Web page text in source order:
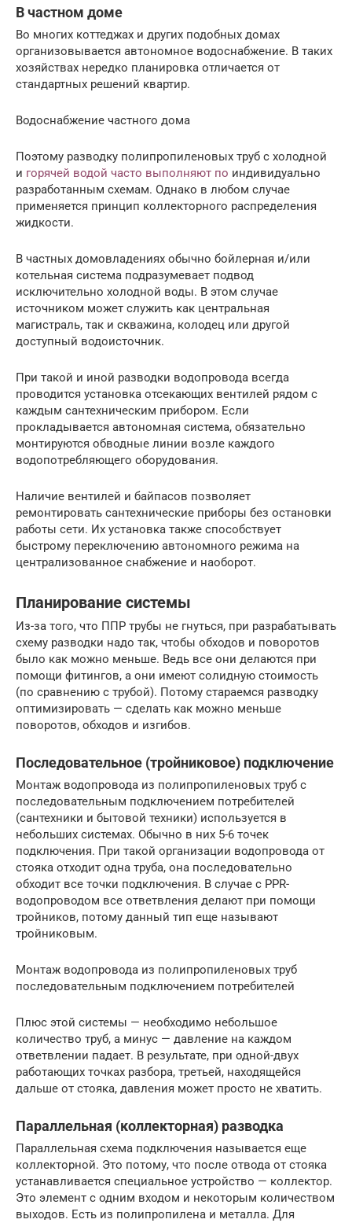
В частном доме
Во многих коттеджах и других подобных домах
организовывается автономное водоснабжение. В таких
хозяйствах нередко планировка отличается от
стандартных решений квартир.
Водоснабжение частного дома
Поэтому разводку полипропиленовых труб с холодной
и горячей водой часто выполняют по индивидуально
разработанным схемам. Однако в любом случае
применяется принцип коллекторного распределения
жидкости.
В частных домовладениях обычно бойлерная и/или
котельная система подразумевает подвод
исключительно холодной воды. В этом случае
источником может служить как центральная
магистраль, так и скважина, колодец или другой
доступный водоисточник.
При такой и иной разводки водопровода всегда
проводится установка отсекающих вентилей рядом с
каждым сантехническим прибором. Если
прокладывается автономная система, обязательно
монтируются обводные линии возле каждого
водопотребляющего оборудования.
Наличие вентилей и байпасов позволяет
ремонтировать сантехнические приборы без остановки
работы сети. Их установка также способствует
быстрому переключению автономного режима на
централизованное снабжение и наоборот.
Планирование системы
Из-за того, что ППР трубы не гнуться, при разрабатывать
схему разводки надо так, чтобы обходов и поворотов
было как можно меньше. Ведь все они делаются при
помощи фитингов, а они имеют солидную стоимость
(по сравнению с трубой). Потому стараемся разводку
оптимизировать — сделать как можно меньше
поворотов, обходов и изгибов.
Последовательное (тройниковое) подключение
Монтаж водопровода из полипропиленовых труб с
последовательным подключением потребителей
(сантехники и бытовой техники) используется в
небольших системах. Обычно в них 5-6 точек
подключения. При такой организации водопровода от
стояка отходит одна труба, она последовательно
обходит все точки подключения. В случае с PPR-
водопроводом все ответвления делают при помощи
тройников, потому данный тип еще называют
тройниковым.
Монтаж водопровода из полипропиленовых труб
последовательным подключением потребителей
Плюс этой системы — необходимо небольшое
количество труб, а минус — давление на каждом
ответвлении падает. В результате, при одной-двух
работающих точках разбора, третьей, находящейся
дальше от стояка, давления может просто не хватить.
Параллельная (коллекторная) разводка
Параллельная схема подключения называется еще
коллекторной. Это потому, что после отвода от стояка
устанавливается специальное устройство — коллектор.
Это элемент с одним входом и некоторым количеством
выходов. Есть из полипропилена и металла. Для